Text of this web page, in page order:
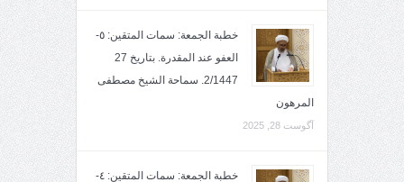
خطبة الجمعة: سمات المتقين: ٥-
العفو عند المقدرة. بتاريخ 27
2/1447. سماحة الشيخ مصطفى
المرهون
آگوست 28, 2025
خطبة الجمعة: سمات المتقين: ٤-